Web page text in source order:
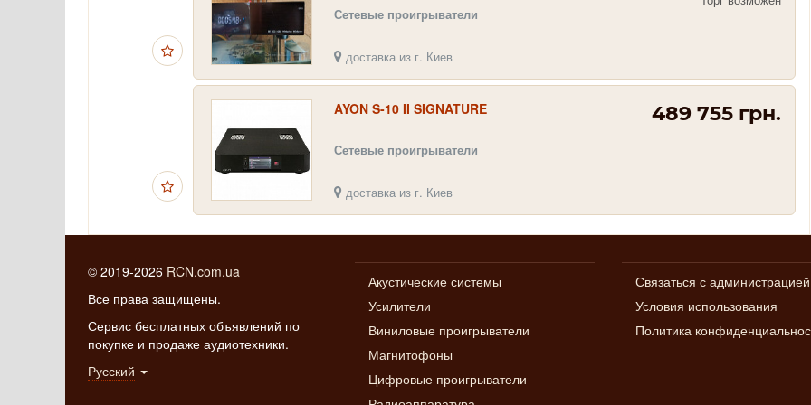
Сетевые проигрыватели
доставка из г. Киев
AYON S-10 II SIGNATURE
Сетевые проигрыватели
доставка из г. Киев
489 755 грн.
© 2019-2026 RCN.com.ua
Все права защищены.
Сервис бесплатных объявлений по
покупке и продаже аудиотехники.
Русский
Акустические системы
Усилители
Виниловые проигрыватели
Магнитофоны
Цифровые проигрыватели
Связаться с администрацией
Условия использования
Политика